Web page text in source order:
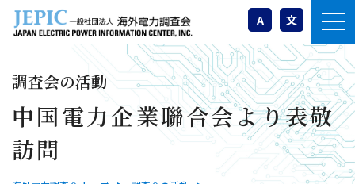
A 文
調査会の活動
中国電力企業聯合会より表敬
訪問